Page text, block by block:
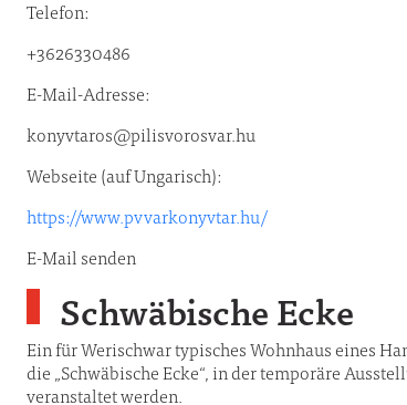
Telefon:
+3626330486
E-Mail-Adresse:
konyvtaros@pilisvorosvar.hu
Webseite (auf Ungarisch):
https://www.pvvarkonyvtar.hu/
E-Mail senden
Schwäbische Ecke
Ein für Werischwar typisches Wohnhaus eines
die „Schwäbische Ecke“, in der temporäre
veranstaltet werden.